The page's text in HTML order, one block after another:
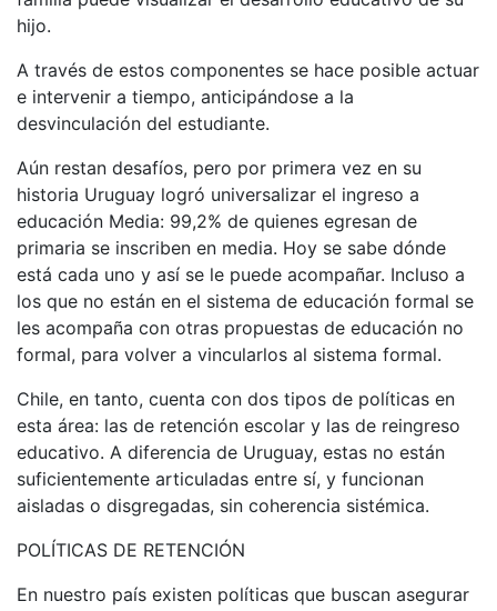
hijo.
A través de estos componentes se hace posible actuar
e intervenir a tiempo, anticipándose a la
desvinculación del estudiante.
Aún restan desafíos, pero por primera vez en su
historia Uruguay logró universalizar el ingreso a
educación Media: 99,2% de quienes egresan de
primaria se inscriben en media. Hoy se sabe dónde
está cada uno y así se le puede acompañar. Incluso a
los que no están en el sistema de educación formal se
les acompaña con otras propuestas de educación no
formal, para volver a vincularlos al sistema formal.
Chile, en tanto, cuenta con dos tipos de políticas en
esta área: las de retención escolar y las de reingreso
educativo. A diferencia de Uruguay, estas no están
suficientemente articuladas entre sí, y funcionan
aisladas o disgregadas, sin coherencia sistémica.
POLÍTICAS DE RETENCIÓN
En nuestro país existen políticas que buscan asegurar